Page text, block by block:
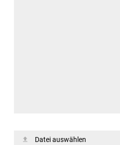
Datei auswählen